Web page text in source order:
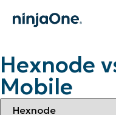
Hexnode
Mobile